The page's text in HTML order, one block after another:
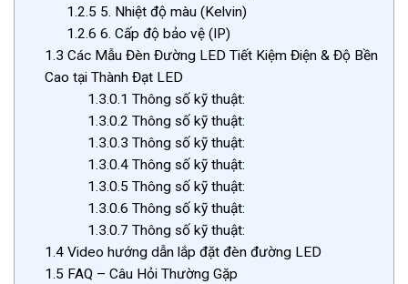
1.2.5 5. Nhiệt độ màu (Kelvin)
1.2.6 6. Cấp độ bảo vệ (IP)
1.3 Các Mẫu Đèn Đường LED Tiết Kiệm Điện & Độ Bền
Cao tại Thành Đạt LED
1.3.0.1 Thông số kỹ thuật:
1.3.0.2 Thông số kỹ thuật:
1.3.0.3 Thông số kỹ thuật:
1.3.0.4Thông số kỹ thuật:
1.3.0.5 Thông số kỹ thuật:
1.3.0.6 Thông số kỹ thuật:
1.3.0.7 Thông số kỹ thuật:
1.4 Video hướng dẫn lắp đặt đèn đường LED
1.5 FAQ – Câu Hỏi Thường Gặp